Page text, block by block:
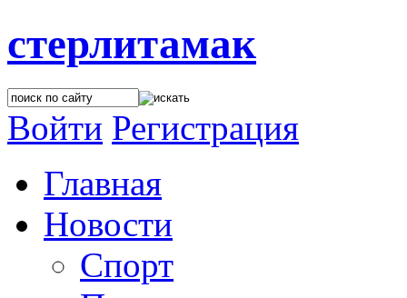
стерлитамак
Войти Регистрация
Главная
Новости
Спорт